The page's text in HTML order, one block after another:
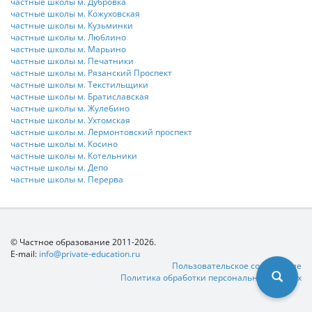
частные школы м. Кожуховская
частные школы м. Кузьминки
частные школы м. Люблино
частные школы м. Марьино
частные школы м. Печатники
частные школы м. Рязанский Проспект
частные школы м. Текстильщики
частные школы м. Братиславская
частные школы м. Жулебино
частные школы м. Ухтомская
частные школы м. Лермонтовский проспект
частные школы м. Косино
частные школы м. Котельники
частные школы м. Депо
частные школы м. Перерва
© Частное образование 2011-2026.
E-mail: info@private-education.ru
Пользовательское соглашение
Политика обработки персональных данных